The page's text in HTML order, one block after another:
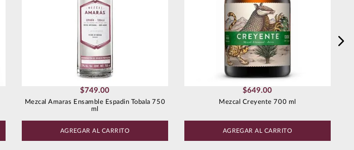
$749.00
Mezcal Amaras Ensamble Espadin Tobala 750
ml
AGREGAR AL CARRITO
$649.00
Mezcal Creyente 700 ml
AGREGAR AL CARRITO